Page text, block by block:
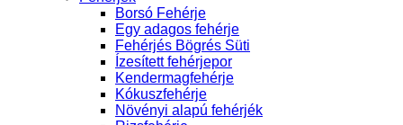
Borsó Fehérje
Egy adagos fehérje
Fehérjés Bögrés Süti
Ízesített fehérjepor
Kendermagfehérje
Kókuszfehérje
Növényi alapú fehérjék